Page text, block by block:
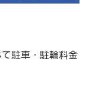
駐車・駐輪料金